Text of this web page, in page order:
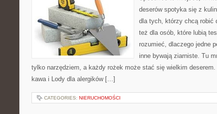
deserów spotyka się z
dla tych, którzy chcą robić
też dla osób, które lubią
rozumieć, dlaczego jedne
inne bywają ziarniste. Tu
tylko narzędziem, a każdy rożek może stać się wielkim
kawa i Lody dla alergików […]
CATEGORIES: NIERUCHOMOŚCI